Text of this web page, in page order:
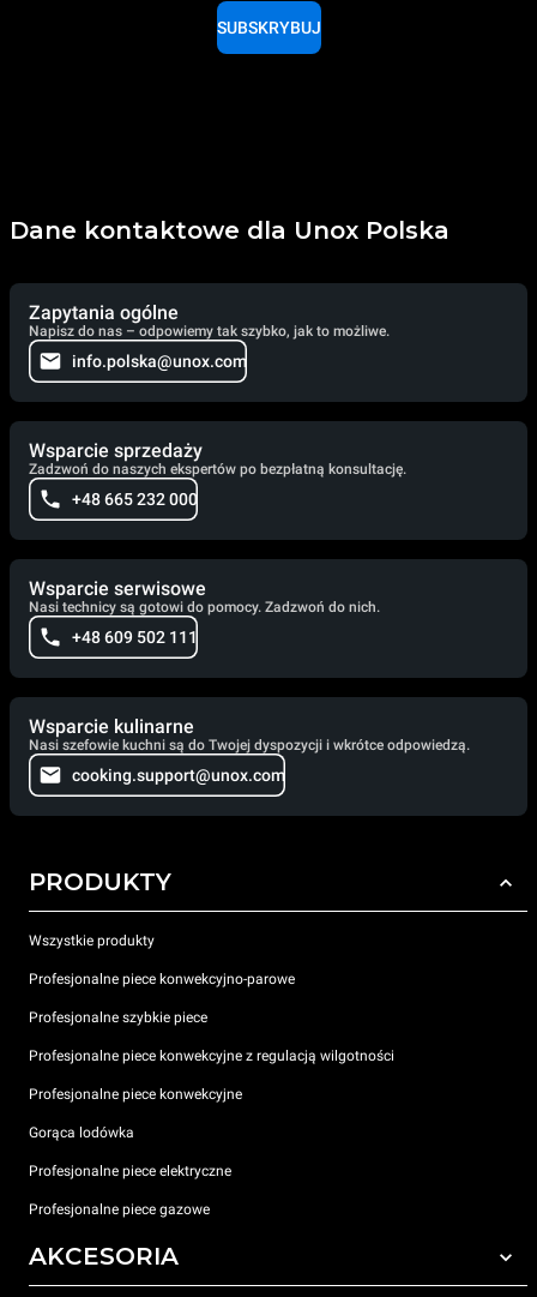
SUBSKRYBUJ
Dane kontaktowe dla Unox Polska
Zapytania ogólne
Napisz do nas – odpowiemy tak szybko, jak to możliwe.
info.polska@unox.com
Wsparcie sprzedaży
Zadzwoń do naszych ekspertów po bezpłatną konsultację.
+48 665 232 000
Wsparcie serwisowe
Nasi technicy są gotowi do pomocy. Zadzwoń do nich.
+48 609 502 111
Wsparcie kulinarne
Nasi szefowie kuchni są do Twojej dyspozycji i wkrótce odpowiedzą.
cooking.support@unox.com
PRODUKTY
Wszystkie produkty
Profesjonalne piece konwekcyjno-parowe
Profesjonalne szybkie piece
Profesjonalne piece konwekcyjne z regulacją wilgotności
Profesjonalne piece konwekcyjne
Gorąca lodówka
Profesjonalne piece elektryczne
Profesjonalne piece gazowe
AKCESORIA